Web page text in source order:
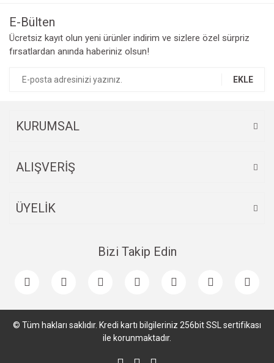
E-Bülten
Ücretsiz kayıt olun yeni ürünler indirim ve sizlere özel sürpriz
fırsatlardan anında haberiniz olsun!
EKLE
KURUMSAL
ALIŞVERİŞ
ÜYELİK
Bizi Takip Edin
© Tüm hakları saklıdır. Kredi kartı bilgileriniz 256bit SSL sertifikası
ile korunmaktadır.